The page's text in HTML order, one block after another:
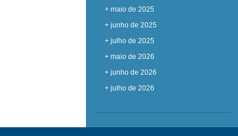
+ maio de 2025
+ junho de 2025
+ julho de 2025
+ maio de 2026
+ junho de 2026
+ julho de 2026